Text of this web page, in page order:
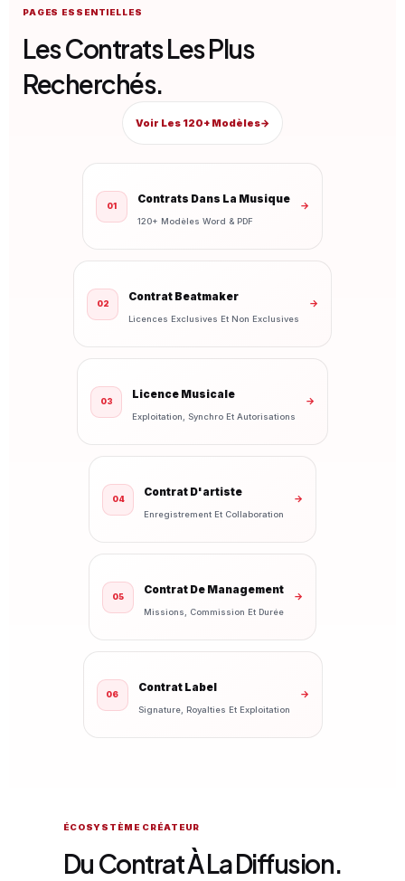
PAGES ESSENTIELLES
Les Contrats Les Plus
Recherchés.
Voir Les 120+ Modèles→
01
Contrats Dans La Musique
120+ Modèles Word & PDF
→
02
Contrat Beatmaker
Licences Exclusives Et Non Exclusives
→
03
Licence Musicale
Exploitation, Synchro Et Autorisations
→
04
Contrat D'artiste
Enregistrement Et Collaboration
→
05
Contrat De Management
Missions, Commission Et Durée
→
06
Contrat Label
Signature, Royalties Et Exploitation
→
ÉCOSYSTÈME CRÉATEUR
Du Contrat À La Diffusion.